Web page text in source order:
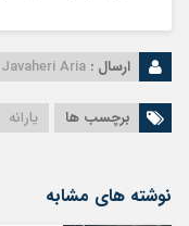
ارسال : Aria
برچسب ها یارانه
نوشته های مشابه